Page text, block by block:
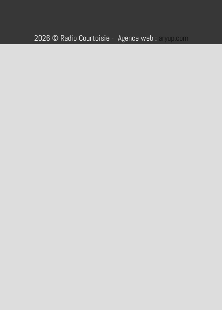
2026 © Radio Courtoisie - Agence web : aryup.com